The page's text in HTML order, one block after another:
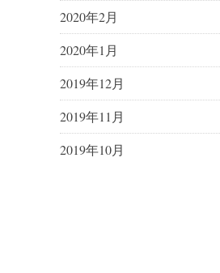
2020年2月
2020年1月
2019年12月
2019年11月
2019年10月